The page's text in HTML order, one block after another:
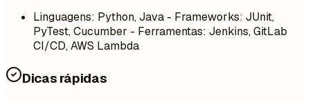
Linguagens: Python, Java - Frameworks: JUnit,
PyTest, Cucumber - Ferramentas: Jenkins, GitLab
CI/CD, AWS Lambda
Dicas rápidas